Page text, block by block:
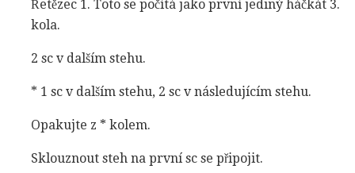
Řetězec 1. Toto se počítá jako první jediný háčkát 3.
kola.
2 sc v dalším stehu.
* 1 sc v dalším stehu, 2 sc v následujícím stehu.
Opakujte z * kolem.
Sklouznout steh na první sc se připojit.